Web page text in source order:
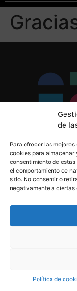
de
Para ofrecer las
cookies para almacenar
consentimiento de
el comportamiento de
sitio. No consentir o
negativamente a
Política de